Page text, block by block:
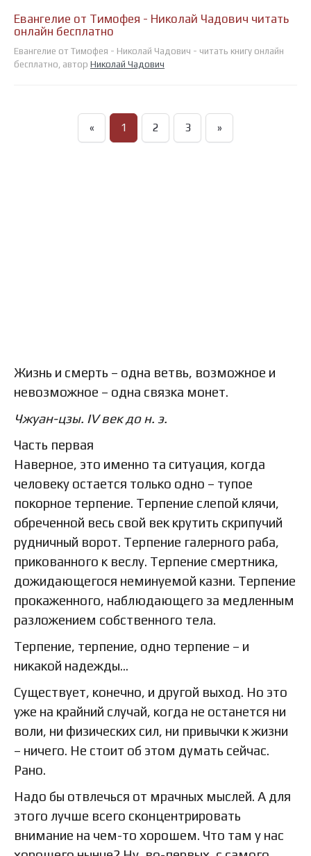
Евангелие от Тимофея - Николай Чадович читать
онлайн бесплатно
Евангелие от Тимофея - Николай Чадович - читать книгу онлайн
бесплатно, автор Николай Чадович
« 1 2 3 »
Жизнь и смерть – одна ветвь, возможное и
невозможное – одна связка монет.
Чжуан-цзы. IV век до н. э.
Часть первая
Наверное, это именно та ситуация, когда
человеку остается только одно – тупое
покорное терпение. Терпение слепой клячи,
обреченной весь свой век крутить скрипучий
рудничный ворот. Терпение галерного раба,
прикованного к веслу. Терпение смертника,
дожидающегося неминуемой казни. Терпение
прокаженного, наблюдающего за медленным
разложением собственного тела.
Терпение, терпение, одно терпение – и
никакой надежды…
Существует, конечно, и другой выход. Но это
уже на крайний случай, когда не останется ни
воли, ни физических сил, ни привычки к жизни
– ничего. Не стоит об этом думать сейчас.
Рано.
Надо бы отвлечься от мрачных мыслей. А для
этого лучше всего сконцентрировать
внимание на чем-то хорошем. Что там у нас